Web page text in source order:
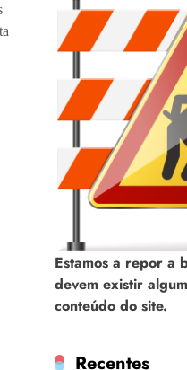
Estamos a repor a
devem existir
conteúdo do site.
Recentes